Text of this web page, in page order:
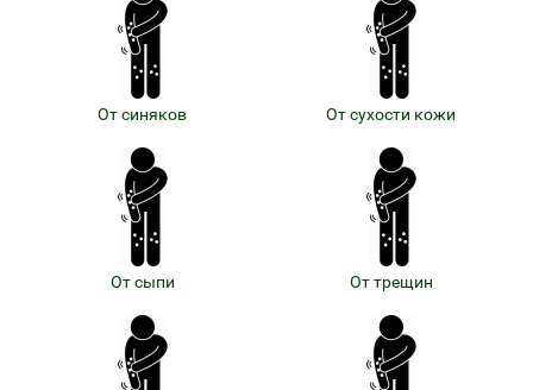
От синяков От сухости кожи
От сыпи От трещин